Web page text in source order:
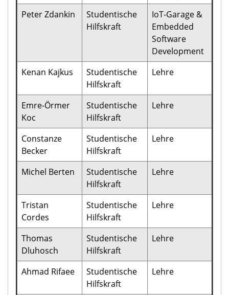
Peter Zdankin
Studentische
Hilfskraft
IoT-Garage &
Embedded
Software
Development
Kenan Kajkus
Studentische
Hilfskraft
Lehre
Emre-Örmer
Koc
Studentische
Hilfskraft
Lehre
Constanze
Becker
Studentische
Hilfskraft
Lehre
Michel Berten
Studentische
Hilfskraft
Lehre
Tristan
Cordes
Studentische
Hilfskraft
Lehre
Thomas
Dluhosch
Studentische
Hilfskraft
Lehre
Ahmad Rifaee
Studentische
Hilfskraft
Lehre